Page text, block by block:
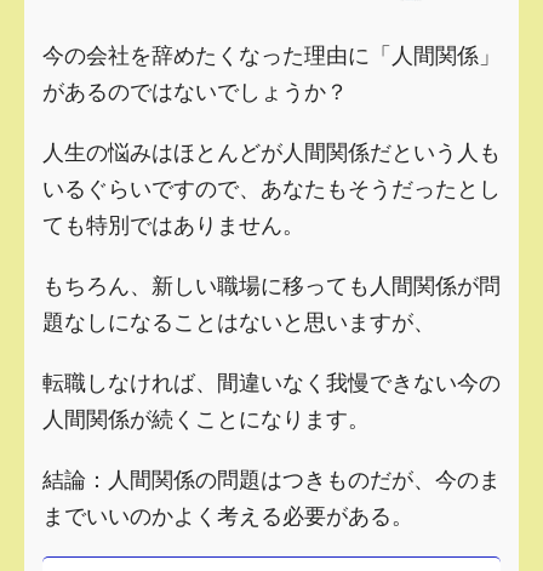
今の会社を辞めたくなった理由に「人間関係」
があるのではないでしょうか？
人生の悩みはほとんどが人間関係だという人も
いるぐらいですので、あなたもそうだったとし
ても特別ではありません。
もちろん、新しい職場に移っても人間関係が問
題なしになることはないと思いますが、
転職しなければ、間違いなく我慢できない今の
人間関係が続くことになります。
結論：人間関係の問題はつきものだが、今のま
までいいのかよく考える必要がある。